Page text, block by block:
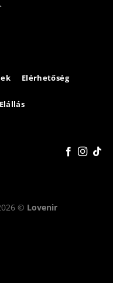
Elérhetőség
Elállás
© Lovenir